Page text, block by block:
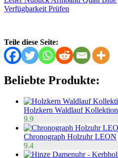
Verfügbarkeit Prüfen
Teile diese Seite:
Beliebte Produkte:
Holzkern Waldlauf Kollektion
9.9
Chronograph Holzuhr LEON
9.4